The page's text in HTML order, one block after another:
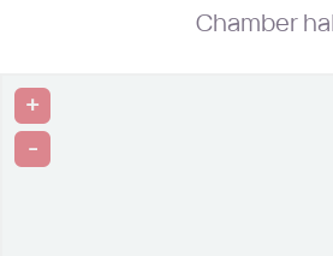
Chamber
+
-